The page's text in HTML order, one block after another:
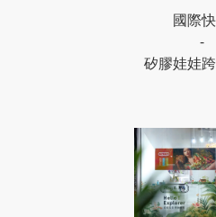
國際
-
矽膠娃娃